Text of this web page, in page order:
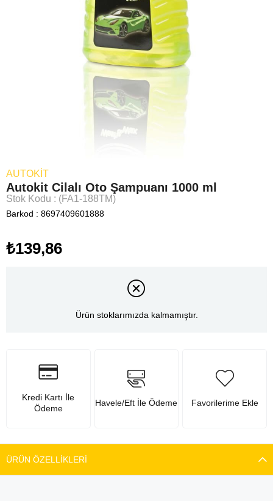
AUTOKIT
Autokit Cilalı Oto Şampuanı 1000 ml
Stok Kodu (FA1-188TM)
Barkod : 8697409601888
₺139,86
Ürün stoklarımızda kalmamıştır.
Kredi Kartı İle
Ödeme
Havele/Eft İle Ödeme Favorilerime Ekle
ÜRÜN ÖZELLIKLERI